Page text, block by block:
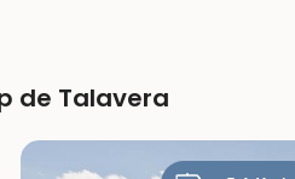
de Talavera